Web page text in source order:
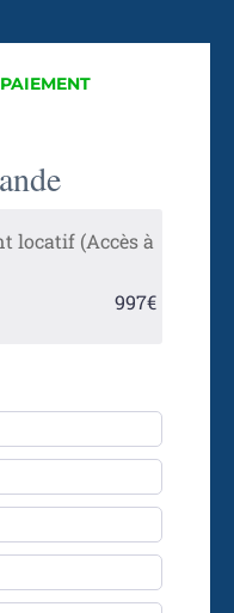
PAIEMENT
locatif (Accès à
997€